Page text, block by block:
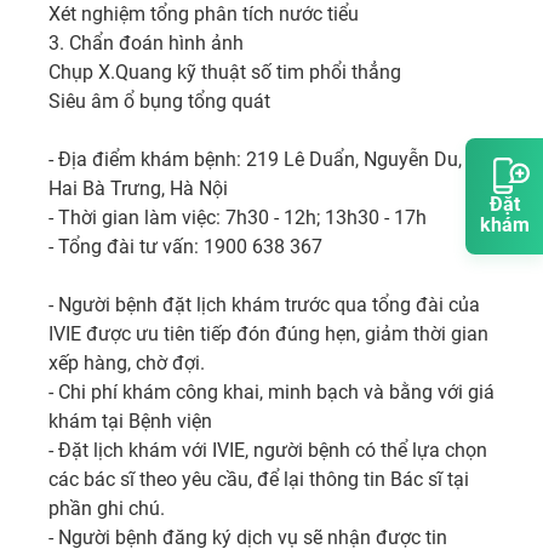
Đặt
khám
Xét nghiệm tổng phân tích nước tiểu
3. Chẩn đoán hình ảnh
Chụp X.Quang kỹ thuật số tim phổi thẳng
Siêu âm ổ bụng tổng quát
- Địa điểm khám bệnh: 219 Lê Duẩn, Nguyễn Du,
Hai Bà Trưng, Hà Nội
- Thời gian làm việc: 7h30 - 12h; 13h30 - 17h
- Tổng đài tư vấn: 1900 638 367
- Người bệnh đặt lịch khám trước qua tổng đài của
IVIE được ưu tiên tiếp đón đúng hẹn, giảm thời gian
xếp hàng, chờ đợi.
- Chi phí khám công khai, minh bạch và bằng với giá
khám tại Bệnh viện
- Đặt lịch khám với IVIE, người bệnh có thể lựa chọn
các bác sĩ theo yêu cầu, để lại thông tin Bác sĩ tại
phần ghi chú.
- Người bệnh đăng ký dịch vụ sẽ nhận được tin